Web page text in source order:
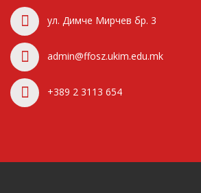
ул. Димче Мирчев бр. 3
admin@ffosz.ukim.edu.mk
+389 2 3113 654